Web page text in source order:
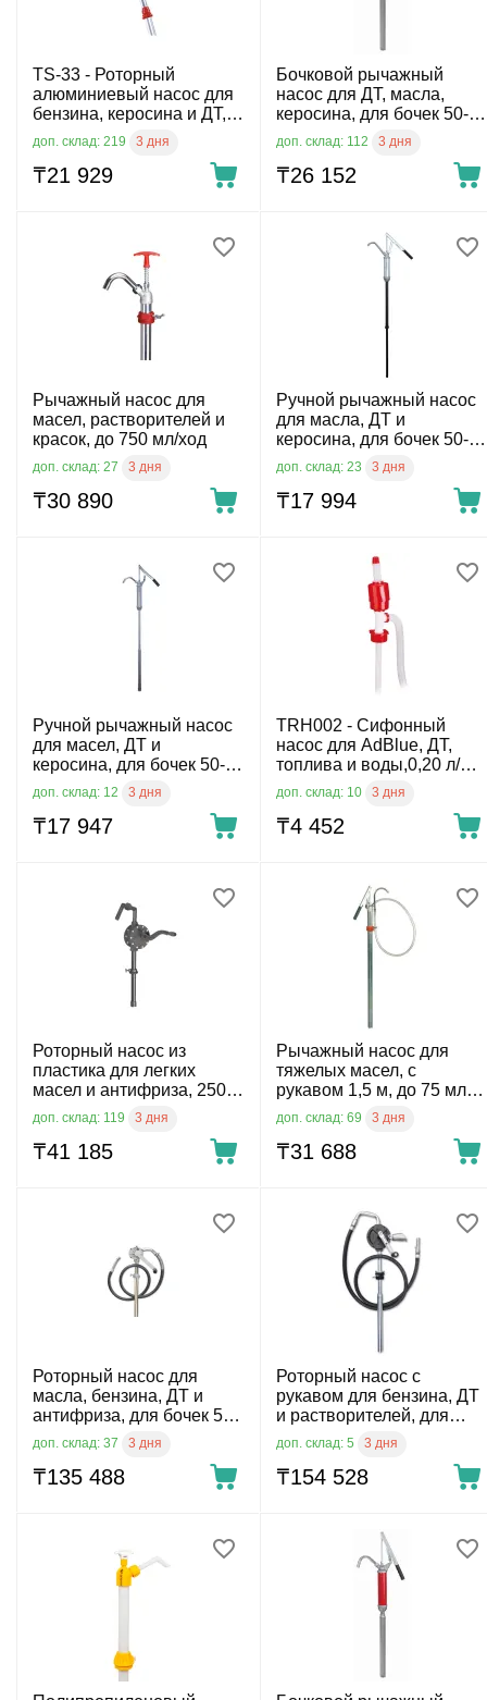
TS-33 - Роторный
алюминиевый насос для
бензина, керосина и ДТ,
для бочек 60 - 220 л
доп. склад: 219 3 дня
₸21 929
Бочковой рычажный
насос для ДТ, масла,
керосина, для бочек 50-
205 л, 0,3 л/ход (синий)
доп. склад: 112 3 дня
₸26 152
Рычажный насос для
масел, растворителей и
красок, до 750 мл/ход
доп. склад: 27 3 дня
₸30 890
Ручной рычажный насос
для масла, ДТ и
керосина, для бочек 50-
доп. склад: 23 3 дня
₸17 994
Ручной рычажный насос
для масел, ДТ и
керосина, для бочек 50-
доп. склад: 12 3 дня
₸17 947
TRH002 - Сифонный
насос для AdBlue, ДТ,
топлива и воды,0,20 л/
доп. склад: 10 3 дня
₸4 452
Роторный насос из
пластика для легких
масел и антифриза, 250
доп. склад: 119 3 дня
₸41 185
Рычажный насос для
тяжелых масел, с
рукавом 1,5 м, до 75 мл./
доп. склад: 69 3 дня
₸31 688
Роторный насос для
масла, бензина, ДТ и
антифриза, для бочек 50-
205 л, 4 л/20 об
доп. склад: 37 3 дня
₸135 488
Роторный насос с
рукавом для бензина, ДТ
и растворителей, для
бочек 50-205
доп. склад: 5 3 дня
₸154 528